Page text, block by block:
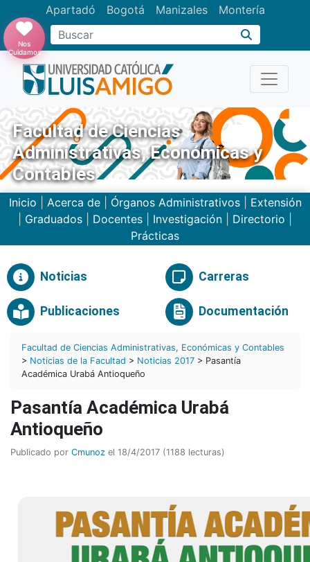
Apartadó Bogotá Manizales Montería
Buscar
Nos
Cuidamos
Facultad de Ciencias
Administrativas, Económicas y
Contables
Inicio Acerca de| Órganos Administrativos| Extensión
Graduados Docentes Investigación Directorio
Prácticas
Noticias Carreras
Publicaciones Documentación
Facultad de Ciencias Administrativas, Económicas y Contables
> Noticias de la Facultad > Noticias 2017 > Pasantía
Académica Urabá Antioqueño
Pasantía Académica Urabá
Antioqueño
Publicado por Cmunoz el 18/4/2017 (1188 lecturas)